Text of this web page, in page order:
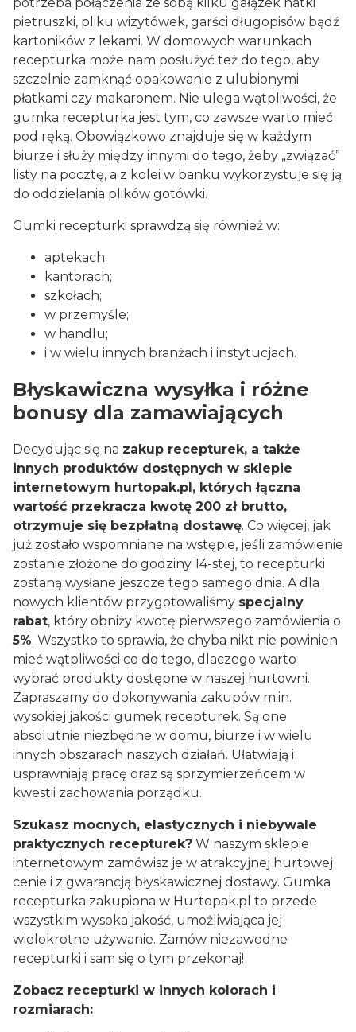
pietruszki, pliku wizytówek, garści długopisów bądź
kartoników z lekami. W domowych warunkach
recepturka może nam posłużyć też do tego, aby
szczelnie zamknąć opakowanie z ulubionymi
płatkami czy makaronem. Nie ulega wątpliwości, że
gumka recepturka jest tym, co zawsze warto mieć
pod ręką. Obowiązkowo znajduje się w każdym
biurze i służy między innymi do tego, żeby „związać”
listy na pocztę, a z kolei w banku wykorzystuje się ją
do oddzielania plików gotówki.
Gumki recepturki sprawdzą się również w:
aptekach;
kantorach;
szkołach;
w przemyśle;
w handlu;
i w wielu innych branżach i instytucjach.
Błyskawiczna wysyłka i różne
bonusy dla zamawiających
Decydując się na zakup recepturek, a także
innych produktów dostępnych w sklepie
internetowym hurtopak.pl, których łączna
wartość przekracza kwotę 200 zł brutto,
otrzymuje się bezpłatną dostawę. Co więcej, jak
już zostało wspomniane na wstępie, jeśli zamówienie
zostanie złożone do godziny 14-stej, to recepturki
zostaną wysłane jeszcze tego samego dnia. A dla
nowych klientów przygotowaliśmy specjalny
rabat, który obniży kwotę pierwszego zamówienia o
5%. Wszystko to sprawia, że chyba nikt nie powinien
mieć wątpliwości co do tego, dlaczego warto
wybrać produkty dostępne w naszej hurtowni.
Zapraszamy do dokonywania zakupów m.in.
wysokiej jakości gumek recepturek. Są one
absolutnie niezbędne w domu, biurze i w wielu
innych obszarach naszych działań. Ułatwiają i
usprawniają pracę oraz są sprzymierzeńcem w
kwestii zachowania porządku.
Szukasz mocnych, elastycznych i niebywale
praktycznych recepturek? W naszym sklepie
internetowym zamówisz je w atrakcyjnej hurtowej
cenie i z gwarancją błyskawicznej dostawy. Gumka
recepturka zakupiona w Hurtopak.pl to przede
wszystkim wysoka jakość, umożliwiająca jej
wielokrotne używanie. Zamów niezawodne
recepturki i sam się o tym przekonaj!
Zobacz recepturki w innych kolorach i
rozmiarach: